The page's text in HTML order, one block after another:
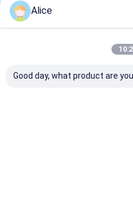
अनुशंसित उत्पाद
Alice
Good day, what product are